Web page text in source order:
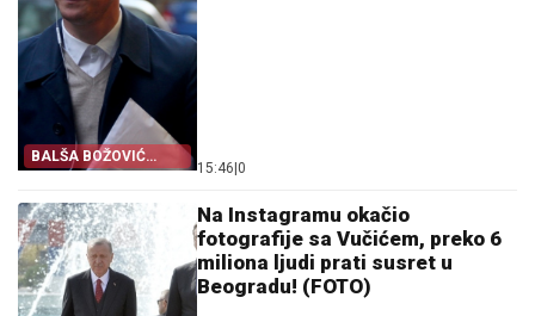
BALŠA BOŽOVIĆ
PORUČIO LIDERIMA
15:46 0
Na Instagramu okačio
fotografije sa Vučićem, preko 6
miliona ljudi prati susret u
Beogradu! (FOTO)